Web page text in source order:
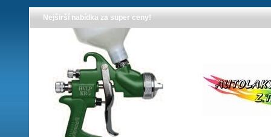
Nejširší nabídka za super ceny!